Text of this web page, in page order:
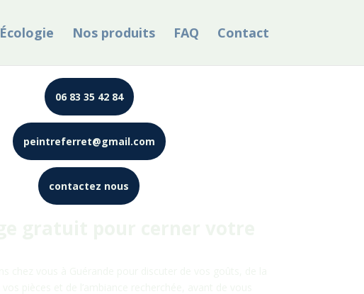
Écologie Nos produits FAQ Contact
06 83 35 42 84
peintreferret@gmail.com
contactez nous